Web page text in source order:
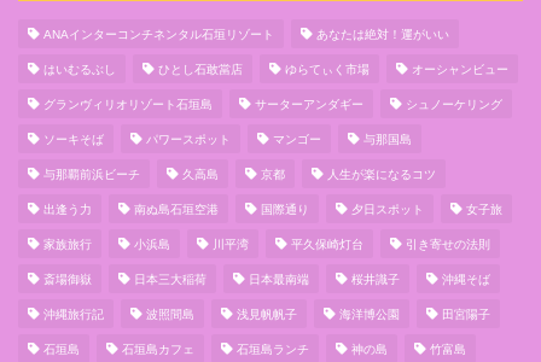
ANAインターコンチネンタル石垣リゾート あなたは絶対！運がいい
はいむるぶし ひとし石敢當店 ゆらてぃく市場 オーシャンビュー
グランヴィリオリゾート石垣島 サーターアンダギー シュノーケリング
ソーキそば パワースポット マンゴー 与那国島
与那覇前浜ビーチ 久高島 京都 人生が楽になるコツ
出逢う力 南ぬ島石垣空港 国際通り 夕日スポット 女子旅
家族旅行 小浜島 川平湾 平久保崎灯台 引き寄せの法則
斎場御嶽 日本三大稲荷 日本最南端 桜井識子 沖縄そば
沖縄旅行記 波照間島 浅見帆帆子 海洋博公園 田宮陽子
石垣島 石垣島カフェ 石垣島ランチ 神の島 竹富島